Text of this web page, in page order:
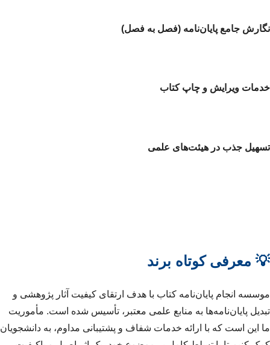
نگارش جامع پایان‌نامه (فصل به فصل)
خدمات ویرایش و چاپ کتاب
تسهیل جذب در هیئت‌های علمی
💡 معرفی کوتاه برند
موسسه انجام پایان‌نامه کتاب با هدف ارتقای کیفیت آثار پژوهشی و
تبدیل پایان‌نامه‌ها به منابع علمی معتبر، تأسیس شده است. مأموریت
ما این است که با ارائه خدمات شفاف و پشتیبانی مداوم، به دانشجویان